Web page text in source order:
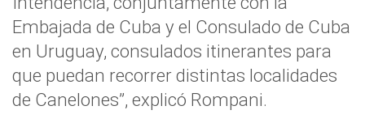
Embajada de Cuba y el Consulado de Cuba
en Uruguay, consulados itinerantes para
que puedan recorrer distintas localidades
de Canelones”, explicó Rompani.